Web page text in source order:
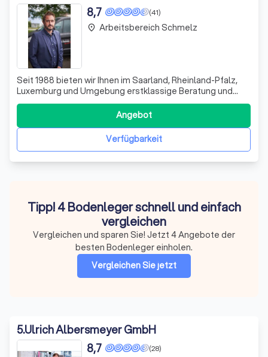
(41)
8,7
Seit 1988 bieten wir Ihnen im Saarland, Rheinland-Pfalz,
Luxemburg und Umgebung erstklassige Beratung und
Produkte für Bodenbeläge aller Art. Unser engagiertes
Team steht Ihnen mit umfassendem Know-how zur Seite,
um den perfekten Bodenbelag für Ihr Zuhause zu finden.
Ob Parkett, Laminat oder andere
Verfügbarkeit
Angebot
place Arbeitsbereich Schmelz
Tipp! 4 Bodenleger schnell und einfach
vergleichen
Vergleichen und sparen Sie! Jetzt 4 Angebote der
besten Bodenleger einholen.
Vergleichen Sie jetzt
5.Ulrich Albersmeyer GmbH
(28)
8,7